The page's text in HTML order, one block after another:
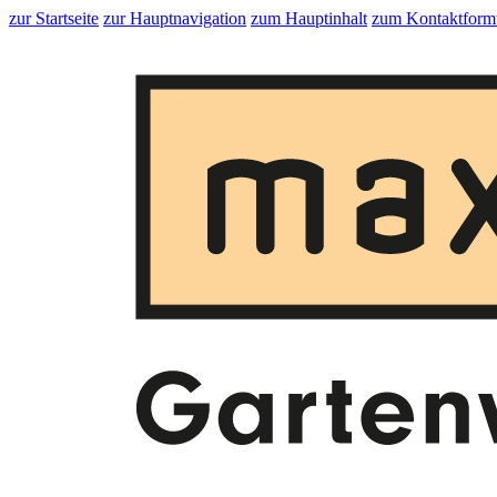
zur Startseite zur Hauptnavigation zum Hauptinhalt zum